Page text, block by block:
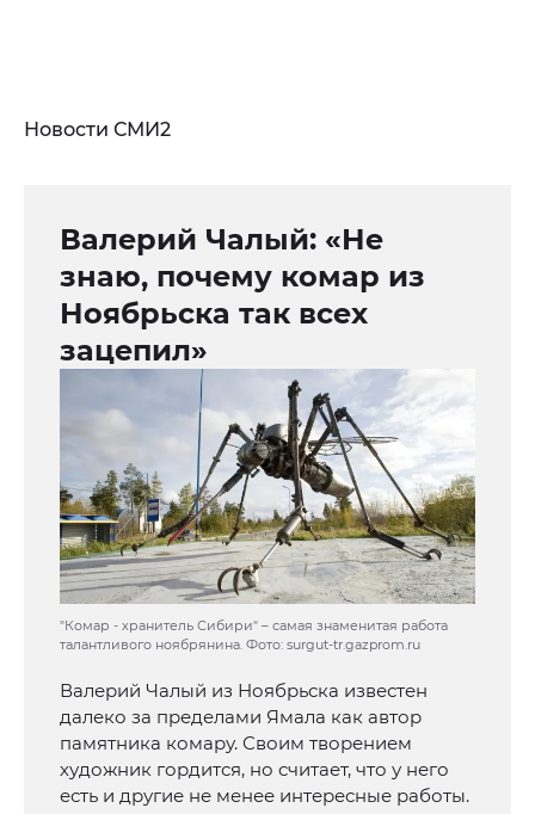
Новости СМИ2
Валерий Чалый: «Не
знаю, почему комар из
Ноябрьска так всех
зацепил»
"Комар - хранитель Сибири" – самая знаменитая работа
талантливого ноябрянина. Фото: surgut-tr.gazprom.ru
Валерий Чалый из Ноябрьска известен
далеко за пределами Ямала как автор
памятника комару. Своим творением
художник гордится, но считает, что у него
есть и другие не менее интересные работы.